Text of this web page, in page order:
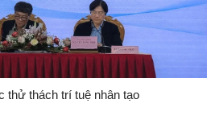
thử thách trí tuệ nhân tạo